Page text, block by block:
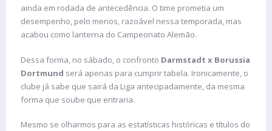
ainda em rodada de antecedência. O time prometia um
desempenho, pelo menos, razoável nessa temporada, mas
acabou como lanterna do Campeonato Alemão.
Dessa forma, no sábado, o confronto Darmstadt x Borussia
Dortmund será apenas para cumprir tabela. Ironicamente, o
clube já sabe que sairá da Liga antecipadamente, da mesma
forma que soube que entraria.
Mesmo se olharmos para as estatísticas históricas e títulos do